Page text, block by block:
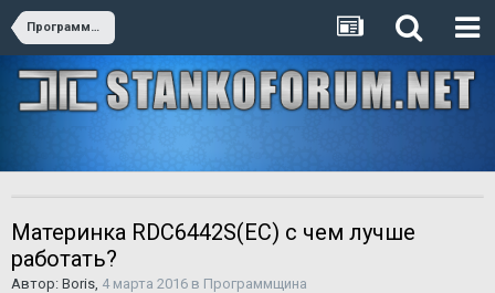
Программщина
Материнка RDC6442S(EC) с чем лучше
работать?
Автор: Boris, 4 марта 2016 в Программщина